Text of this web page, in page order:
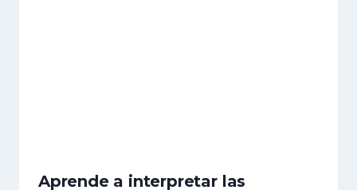
Aprende a interpretar las